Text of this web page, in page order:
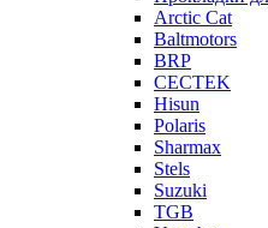
Arctic Cat
Baltmotors
BRP
CECTEK
Hisun
Polaris
Sharmax
Stels
Suzuki
TGB